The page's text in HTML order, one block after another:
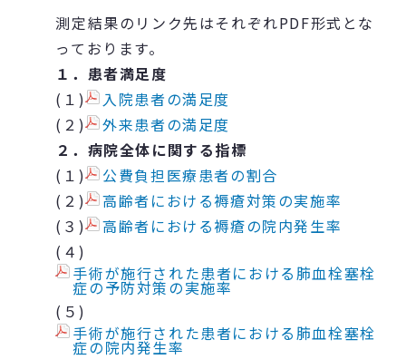
測定結果のリンク先はそれぞれPDF形式とな
っております。
１．患者満足度
(１)
入院患者の満足度
(２)
外来患者の満足度
２．病院全体に関する指標
(１)
公費負担医療患者の割合
(２)
高齢者における褥瘡対策の実施率
(３)
高齢者における褥瘡の院内発生率
(４)
手術が施行された患者における肺血栓塞栓
症の予防対策の実施率
(５)
手術が施行された患者における肺血栓塞栓
症の院内発生率